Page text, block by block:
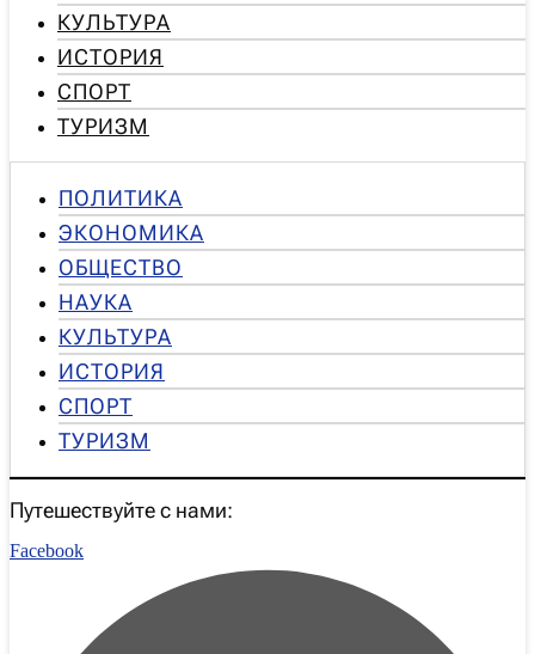
КУЛЬТУРА
ИСТОРИЯ
СПОРТ
ТУРИЗМ
ПОЛИТИКА
ЭКОНОМИКА
ОБЩЕСТВО
НАУКА
КУЛЬТУРА
ИСТОРИЯ
СПОРТ
ТУРИЗМ
Путешествуйте с нами:
Facebook